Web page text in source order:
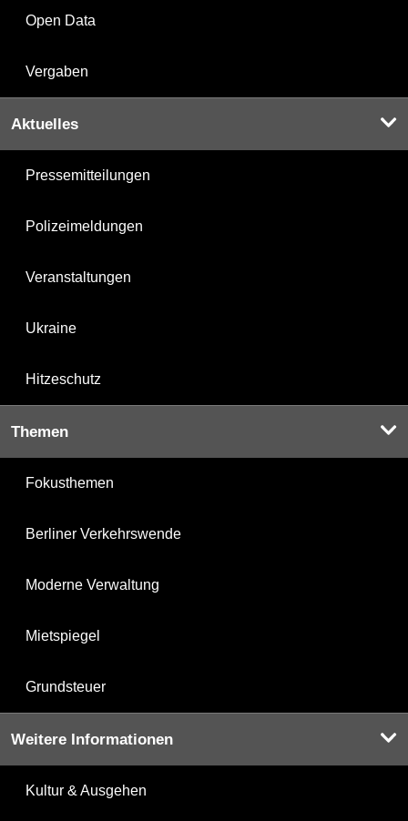
Open Data
Vergaben
Aktuelles
Pressemitteilungen
Polizeimeldungen
Veranstaltungen
Ukraine
Hitzeschutz
Themen
Fokusthemen
Berliner Verkehrswende
Moderne Verwaltung
Mietspiegel
Grundsteuer
Weitere Informationen
Kultur & Ausgehen